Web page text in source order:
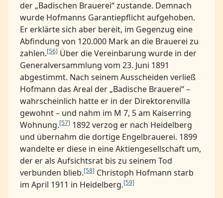
der „Badischen Brauerei“ zustande. Demnach
wurde Hofmanns Garantiepflicht aufgehoben.
Er erklärte sich aber bereit, im Gegenzug eine
Abfindung von 120.000 Mark an die Brauerei zu
zahlen.[56] Über die Vereinbarung wurde in der
Generalversammlung vom 23. Juni 1891
abgestimmt. Nach seinem Ausscheiden verließ
Hofmann das Areal der „Badische Brauerei“ –
wahrscheinlich hatte er in der Direktorenvilla
gewohnt – und nahm im M 7, 5 am Kaiserring
Wohnung.[57] 1892 verzog er nach Heidelberg
und übernahm die dortige Engelbrauerei. 1899
wandelte er diese in eine Aktiengesellschaft um,
der er als Aufsichtsrat bis zu seinem Tod
verbunden blieb.[58] Christoph Hofmann starb
im April 1911 in Heidelberg.[59]